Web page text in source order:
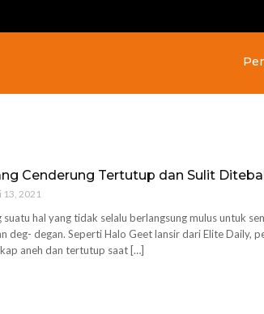
Cenderung Tertutup dan Sulit
13, 2021
suatu hal yang tidak selalu berlangsung mulus untuk
deg- degan. Seperti Halo Geet lansir dari Elite
aneh dan tertutup saat […]